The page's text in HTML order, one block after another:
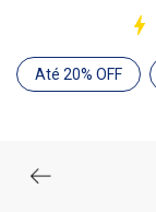
Até 20% OFF